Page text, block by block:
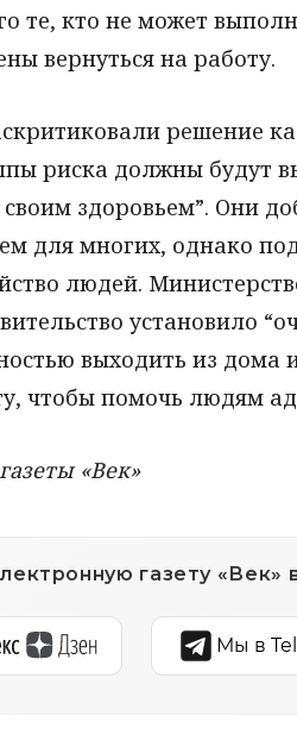
те, кто не может
вернуться на работу.
решение
риска должны будут
здоровьем”. Они
для многих, однако
людей.
установило
выходить из дома
чтобы помочь людям
«Век»
газету «Век»
Мы в